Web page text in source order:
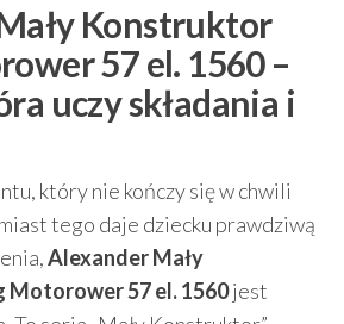
Konstruktor
57 el. 1560 –
uczy składania i
który nie kończy się w chwili
tego daje dziecku prawdziwą
Alexander Mały
57 el. 1560jest